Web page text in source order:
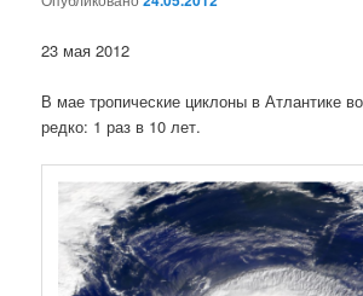
23 мая 2012
В мае тропические циклоны в Атлантике
редко: 1 раз в 10 лет.